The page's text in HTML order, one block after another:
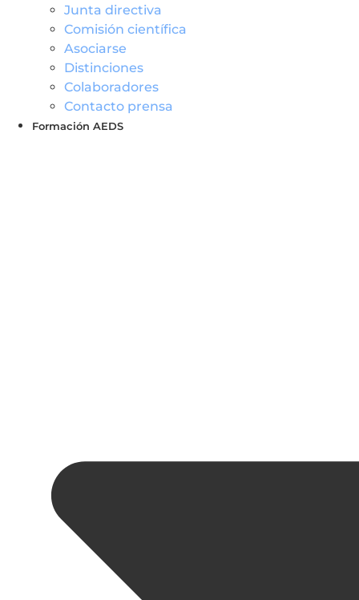
Junta directiva
Comisión científica
Asociarse
Distinciones
Colaboradores
Contacto prensa
Formación AEDS